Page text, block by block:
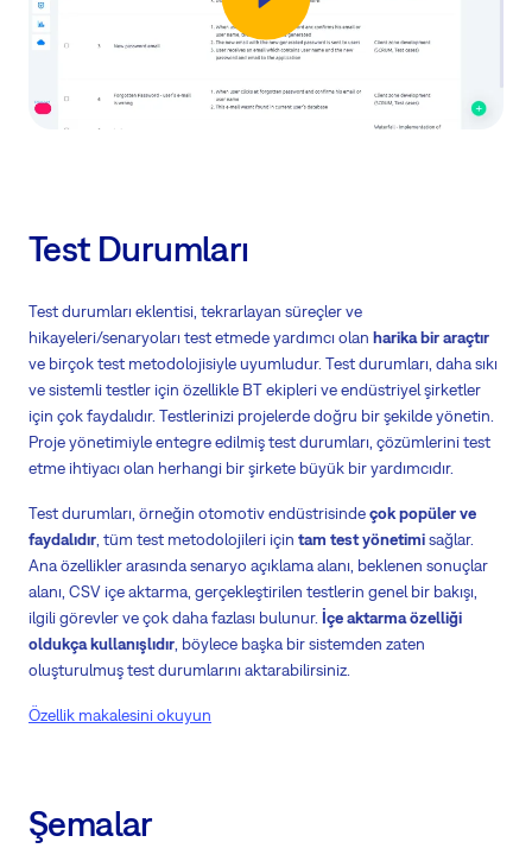
Test Durumları
Test durumları eklentisi, tekrarlayan süreçler ve
hikayeleri/senaryoları test etmede yardımcı olan harika bir araçtır
ve birçok test metodolojisiyle uyumludur. Test durumları, daha sıkı
ve sistemli testler için özellikle BT ekipleri ve endüstriyel şirketler
için çok faydalıdır. Testlerinizi projelerde doğru bir şekilde yönetin.
Proje yönetimiyle entegre edilmiş test durumları, çözümlerini test
etme ihtiyacı olan herhangi bir şirkete büyük bir yardımcıdır.
Test durumları, örneğin otomotiv endüstrisindeçok popüler ve
faydalıdır , tüm test metodolojileri için tam test yönetimisağlar.
Ana özellikler arasında senaryo açıklama alanı, beklenen sonuçlar
alanı, CSV içe aktarma, gerçekleştirilen testlerin genel bir bakışı,
ilgili görevler ve çok daha fazlası bulunur. İçe aktarma özelliği
oldukça kullanışlıdır , böylece başka bir sistemden zaten
oluşturulmuş test durumlarını aktarabilirsiniz.
Özellik makalesini okuyun
Şemalar